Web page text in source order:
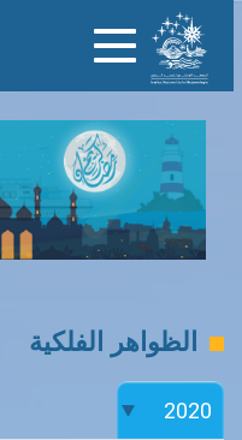
Toggle
navigation
الظواهر الفلكية